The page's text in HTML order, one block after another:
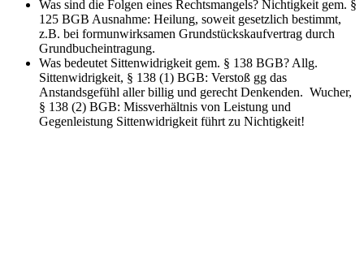
Was sind die Folgen eines Rechtsmangels? Nichtigkeit gem. §
125 BGB Ausnahme: Heilung, soweit gesetzlich bestimmt,
z.B. bei formunwirksamen Grundstückskaufvertrag durch
Grundbucheintragung.
Was bedeutet Sittenwidrigkeit gem. § 138 BGB? Allg.
Sittenwidrigkeit, § 138 (1) BGB: Verstoß gg das
Anstandsgefühl aller billig und gerecht Denkenden. Wucher,
§ 138 (2) BGB: Missverhältnis von Leistung und
Gegenleistung Sittenwidrigkeit führt zu Nichtigkeit!